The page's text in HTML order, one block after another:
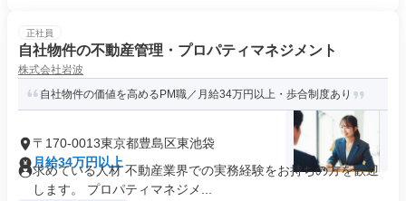
正社員
自社物件の不動産管理・プロパティマネジメント
株式会社岩波
自社物件の価値を高めるPM職／月給34万円以上・歩合制度あり
〒170-0013東京都豊島区東池袋
月給34万円以上
求めている人材 不動産業界での実務経験をお持ちの方を歓迎
します。 プロパティマネジメ...